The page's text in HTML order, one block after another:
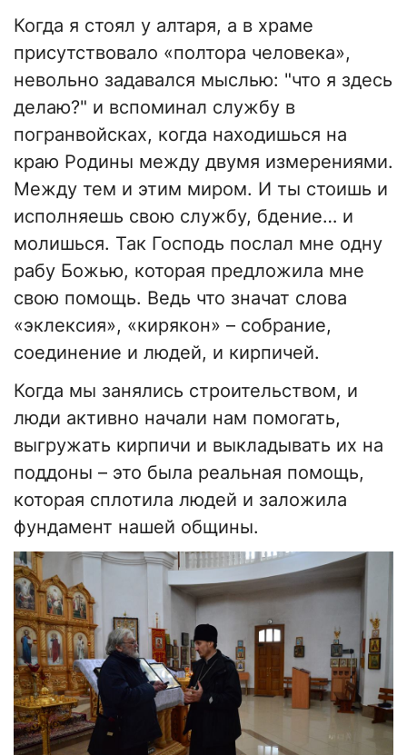
Когда я стоял у алтаря, а в храме
присутствовало «полтора человека»,
невольно задавался мыслью: "что я здесь
делаю?" и вспоминал службу в
погранвойсках, когда находишься на
краю Родины между двумя измерениями.
Между тем и этим миром. И ты стоишь и
исполняешь свою службу, бдение… и
молишься. Так Господь послал мне одну
рабу Божью, которая предложила мне
свою помощь. Ведь что значат слова
«эклексия», «кирякон» – собрание,
соединение и людей, и кирпичей.
Когда мы занялись строительством, и
люди активно начали нам помогать,
выгружать кирпичи и выкладывать их на
поддоны – это была реальная помощь,
которая сплотила людей и заложила
фундамент нашей общины.